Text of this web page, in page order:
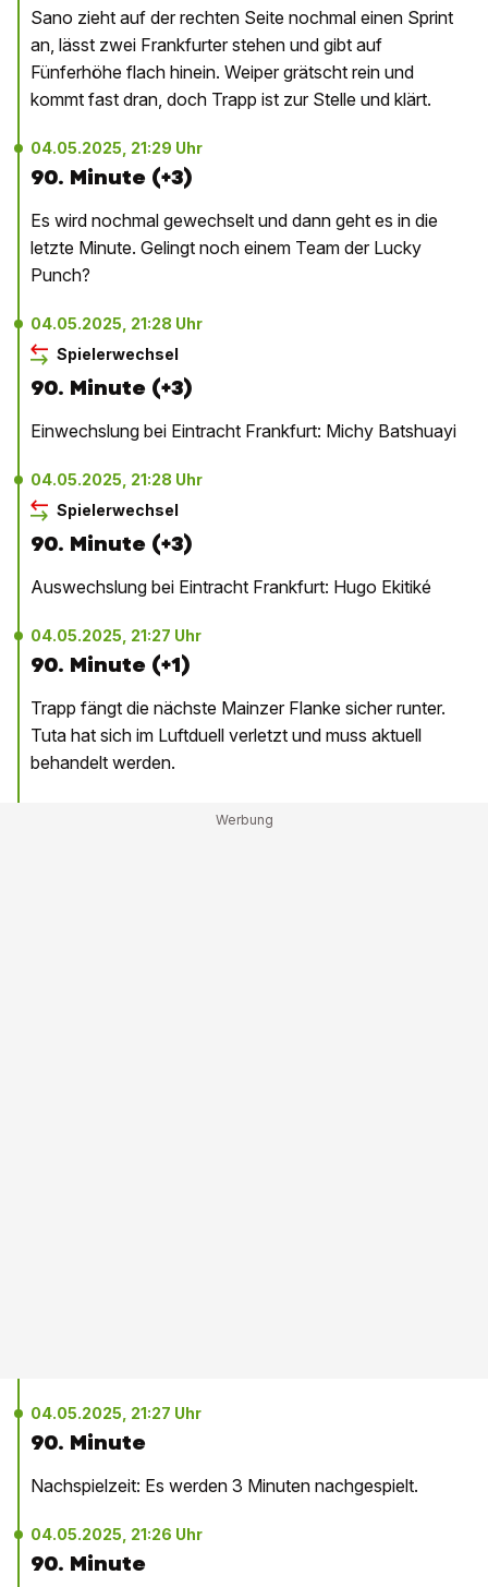
Sano zieht auf der rechten Seite nochmal einen Sprint
an, lässt zwei Frankfurter stehen und gibt auf
Fünferhöhe flach hinein. Weiper grätscht rein und
kommt fast dran, doch Trapp ist zur Stelle und klärt.
04.05.2025, 21:29 Uhr
90. Minute (+3)
Es wird nochmal gewechselt und dann geht es in die
letzte Minute. Gelingt noch einem Team der Lucky
Punch?
04.05.2025, 21:28 Uhr
Spielerwechsel
90. Minute (+3)
Einwechslung bei Eintracht Frankfurt: Michy Batshuayi
04.05.2025, 21:28 Uhr
Spielerwechsel
90. Minute (+3)
Auswechslung bei Eintracht Frankfurt: Hugo Ekitiké
04.05.2025, 21:27 Uhr
90. Minute (+1)
Trapp fängt die nächste Mainzer Flanke sicher runter.
Tuta hat sich im Luftduell verletzt und muss aktuell
behandelt werden.
04.05.2025, 21:27 Uhr
90. Minute
Nachspielzeit: Es werden 3 Minuten nachgespielt.
04.05.2025, 21:26 Uhr
90. Minute